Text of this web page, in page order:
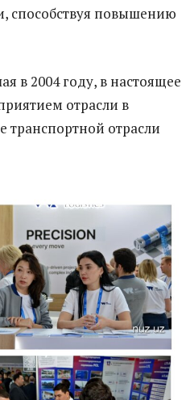
способствуя повышению
в 2004 году, в настоящее
отрасли в
транспортной отрасли